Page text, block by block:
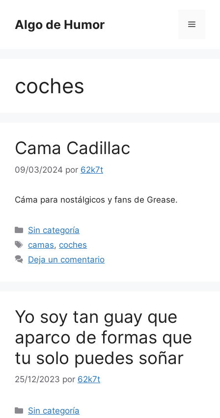
contenido
Algo de Humor Menú
coches
Cama Cadillac
09/03/2024 por 62k7t
Cáma para nostálgicos y fans de Grease.
Categorías
Sin categoría
Etiquetas
camas, coches
Deja un comentario
Yo soy tan guay que
aparco de formas que
tu solo puedes soñar
25/12/2023 por 62k7t
Categorías
Sin categoría